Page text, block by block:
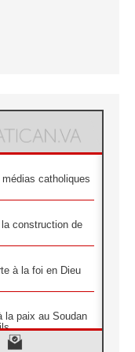
catholiques
la construction de
à la foi en Dieu
la paix au Soudan